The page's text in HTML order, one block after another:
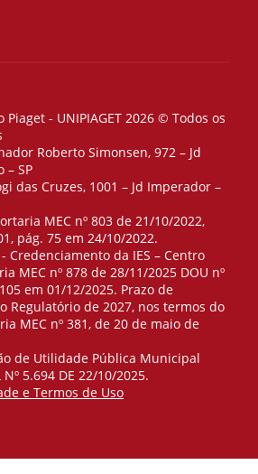
- UNIPIAGET 2026 © Todos os
Roberto Simonsen, 972 – Jd
– SP
das Cruzes, 1001 – Jd Imperador –
MEC nº 803 de 21/10/2022,
pág. 75 em 24/10/2022.
Credenciamento da IES – Centro
MEC nº 878 de 28/11/2025 DOU nº
em 01/12/2025. Prazo de
Regulatório de 2027, nos termos do
MEC nº 381, de 20 de maio de
de Utilidade Pública Municipal
Nº 5.694 DE 22/10/2025.
e Termos de Uso